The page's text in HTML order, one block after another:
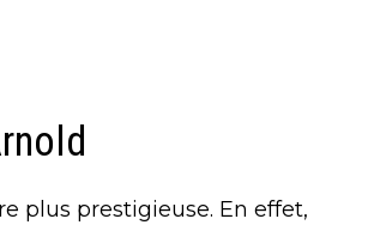
plus prestigieuse. En effet,